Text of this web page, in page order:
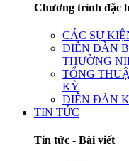
Chương trình đặc
CÁC SỰ
DIỄN ĐÀN
THƯỜNG
TỔNG
KỲ
DIỄN ĐÀN
TIN TỨC
Tin tức - Bài viết